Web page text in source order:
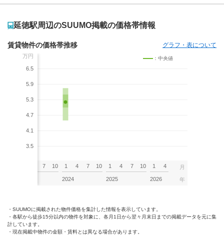
延徳駅周辺のSUUMO掲載の価格帯情報
賃貸物件の価格帯推移 グラフ・表について
万円
6.5
5.9
5.3
4.7
4.1
3.5
：中央値
7 10 1 4 7 10
2024
1 4 7 10
2025
1 4
2026
月
年
SUUMOに掲載された物件価格を集計した情報を表示しています。
各駅から徒歩15分以内の物件を対象に、各月1日から翌々月末日までの掲載データを元に集
計しています。
現在掲載中物件の金額・賃料とは異なる場合があります。